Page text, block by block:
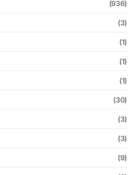
(936)
(3)
(1)
(1)
(1)
(30)
(3)
(3)
(9)